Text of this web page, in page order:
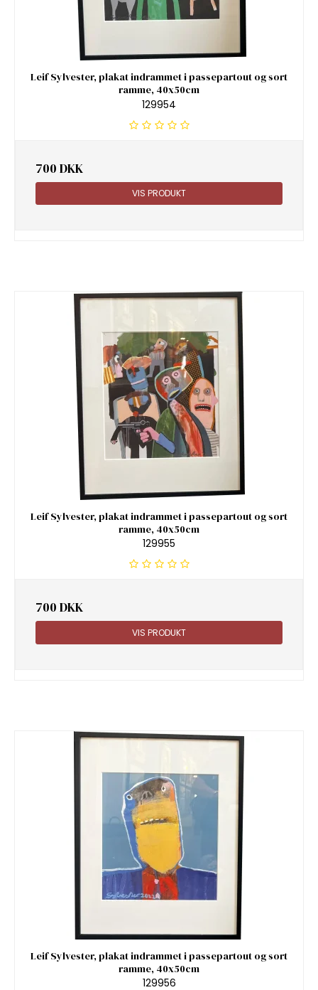
Leif Sylvester, plakat indrammet i passepartout og sort
ramme, 40x50cm
129954
700 DKK
VIS PRODUKT
Leif Sylvester, plakat indrammet i passepartout og sort
ramme, 40x50cm
129955
700 DKK
VIS PRODUKT
Leif Sylvester, plakat indrammet i passepartout og sort
ramme, 40x50cm
129956